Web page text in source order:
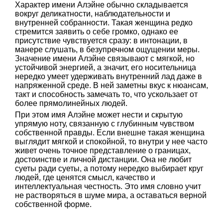
Характер имени Алэйне обычно складывается
вокруг деликатности, наблюдательности и
внутренней собранности. Такая женщина редко
стремится заявить о себе громко, однако ее
присутствие чувствуется сразу: в интонации, в
манере слушать, в безупречном ощущении меры.
Значение имени Алэйне связывают с мягкой, но
устойчивой энергией, а значит, его носительница
нередко умеет удерживать внутренний лад даже в
напряженной среде. В ней заметны вкус к нюансам,
такт и способность замечать то, что ускользает от
более прямолинейных людей.
При этом имя Алэйне может нести и скрытую
упрямую ноту, связанную с глубинным чувством
собственной правды. Если внешне такая женщина
выглядит мягкой и спокойной, то внутри у нее часто
живет очень точное представление о границах,
достоинстве и личной дистанции. Она не любит
суеты ради суеты, а потому нередко выбирает круг
людей, где ценятся смысл, качество и
интеллектуальная честность. Это имя словно учит
не растворяться в шуме мира, а оставаться верной
собственной форме.